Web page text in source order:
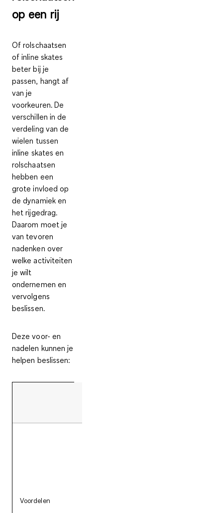
op een rij
Ofrolschaatsen
of inline skates
beter bij je
passen, hangt af
van je
voorkeuren. De
verschillen in de
verdeling van de
wielen tussen
inline skates en
rolschaatsen
hebben een
grote invloed op
de dynamiek en
het rijgedrag.
Daarom moet je
van tevoren
nadenken over
welke activiteiten
je wilt
ondernemen en
vervolgens
beslissen.
Deze voor- en
nadelen kunnen je
helpen beslissen:
Voordelen